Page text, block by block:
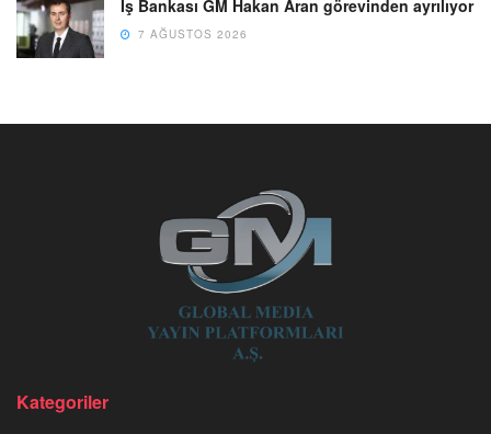
İş Bankası GM Hakan Aran görevinden ayrılıyor
7 AĞUSTOS 2026
Kategoriler